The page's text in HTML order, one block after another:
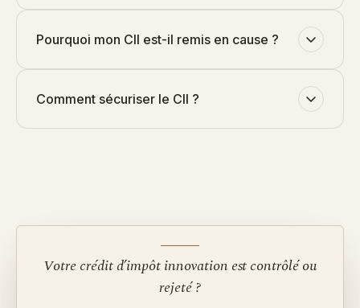
Pourquoi mon CII est-il remis en cause ?
Comment sécuriser le CII ?
Votre crédit d’impôt innovation est contrôlé ou
rejeté ?